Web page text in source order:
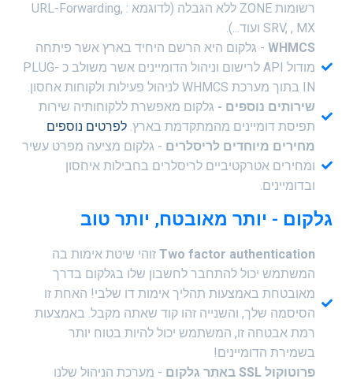
רשומות ZONE ללא הגבלה (לדוגמא : URL-Forwarding,
SRV, , MX ועוד...).
WHMCS- גלקום היא הרשם היחיד בארץ אשר פיתחה
מודול API לרישום וניהול הדומיינים אשר משולב כ PLUG-
שירותים נוספים -גלקום מאפשרת ללקוחותיה שירות
תפיסת דומיינים מהמתקדמת בארץ.לפרטים נוספים
מחירים מיוחדים לריסלרים- גלקום מציעה מפרט עשיר
ומחירים אטרקטיביים לריסלרים בחבילות איחסון
ובדומיינים.
גלקום - יותר מאובטח, יותר טוב
Two factor authenticationזוהי שיטת אימות בה
המשתמש יכול להתחבר לחשבון שלו בגלקום בדרך
מאובטחת באמצעות תהליך אימות דו שלבי! האחת זו
הסיסמה שלך, והשנייה זהו קוד שאתה מקבל. באמצעות
רמת אבטחה זו, המשתמש יכול להיות בטוח יותר
בשמירת הדומיינים!
פרוטוקול SSL באתר גלקום
- מערכת הניהול שלנו